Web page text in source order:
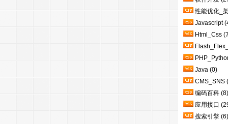
性能优化_
Javascript
Html_Css
Java (0)
CMS_SNS
编码百科 (8)
应用接口
搜索引擎 (6)